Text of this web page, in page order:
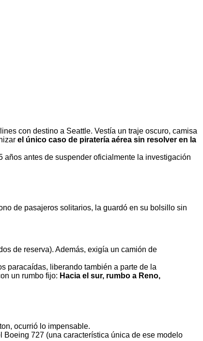
con destino a Seattle. Vestía un traje oscuro, camisa
el único caso de piratería aérea sin resolver en la
antes de suspender oficialmente la investigación
de pasajeros solitarios, la guardó en su bolsillo sin
de reserva). Además, exigía un camión de
paracaídas, liberando también a parte de la
un rumbo fijo: Hacia el sur, rumbo a Reno,
ocurrió lo impensable.
727 (una característica única de ese modelo